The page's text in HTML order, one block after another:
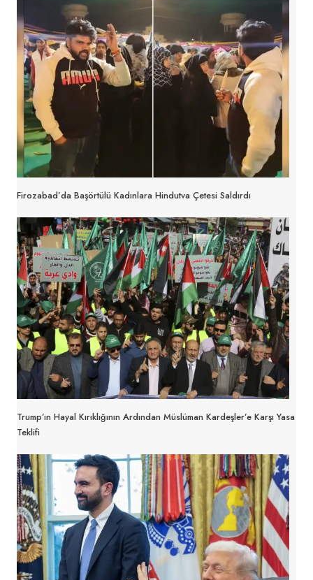
Firozabad’da Başörtülü Kadınlara Hindutva Çetesi Saldırdı
Trump’ın Hayal Kırıklığının Ardından Müslüman Kardeşler’e Karşı Yasa
Teklifi